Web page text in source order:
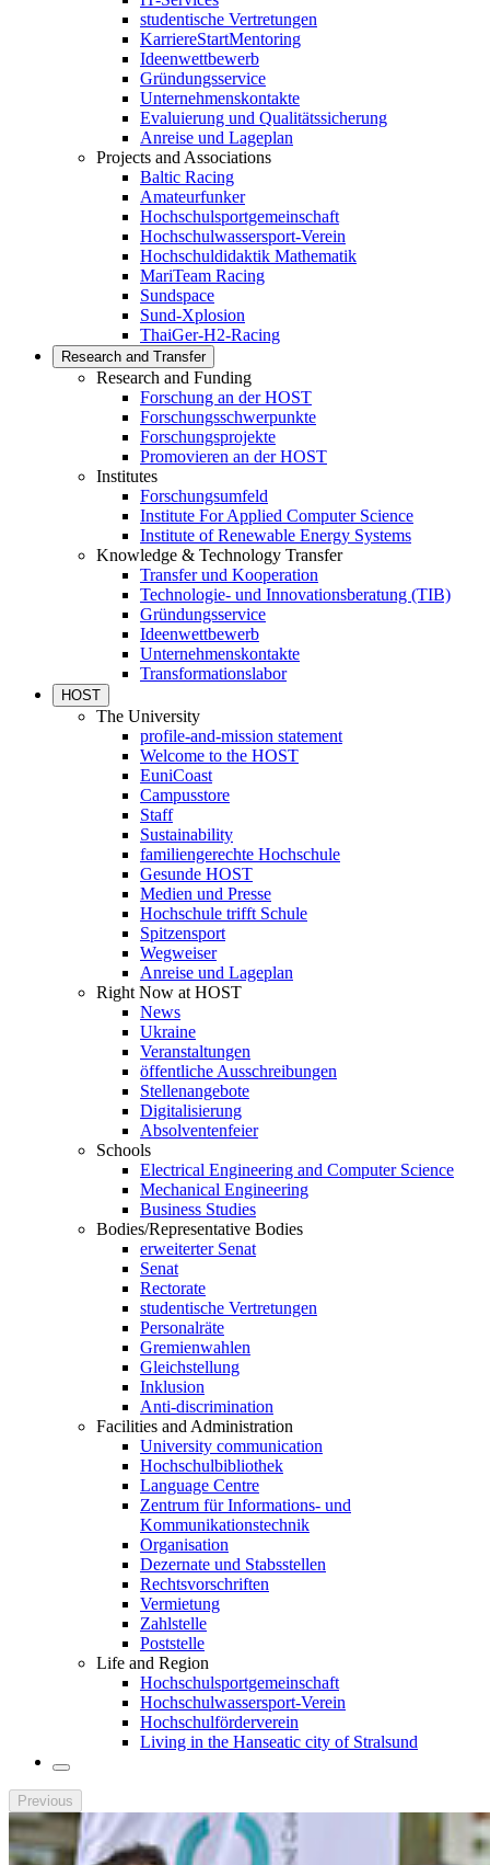
studentische Vertretungen
KarriereStartMentoring
Ideenwettbewerb
Gründungsservice
Unternehmenskontakte
Evaluierung und Qualitätssicherung
Anreise und Lageplan
Projects and Associations
Baltic Racing
Amateurfunker
Hochschulsportgemeinschaft
Hochschulwassersport-Verein
Hochschuldidaktik Mathematik
MariTeam Racing
Sundspace
Sund-Xplosion
ThaiGer-H2-Racing
Research and Transfer
Research and Funding
Forschung an der HOST
Forschungsschwerpunkte
Forschungsprojekte
Promovieren an der HOST
Institutes
Forschungsumfeld
Institute For Applied Computer Science
Institute of Renewable Energy Systems
Knowledge & Technology Transfer
Transfer und Kooperation
Technologie- und Innovationsberatung (TIB)
Gründungsservice
Ideenwettbewerb
Unternehmenskontakte
Transformationslabor
HOST
The University
profile-and-mission statement
Welcome to the HOST
EuniCoast
Campusstore
Staff
Sustainability
familiengerechte Hochschule
Gesunde HOST
Medien und Presse
Hochschule trifft Schule
Spitzensport
Wegweiser
Anreise und Lageplan
Right Now at HOST
News
Ukraine
Veranstaltungen
öffentliche Ausschreibungen
Stellenangebote
Digitalisierung
Absolventenfeier
Schools
Electrical Engineering and Computer Science
Mechanical Engineering
Business Studies
Bodies/Representative Bodies
erweiterter Senat
Senat
Rectorate
studentische Vertretungen
Personalräte
Gremienwahlen
Gleichstellung
Inklusion
Anti-discrimination
Facilities and Administration
University communication
Hochschulbibliothek
Language Centre
Zentrum für Informations- und
Kommunikationstechnik
Organisation
Dezernate und Stabsstellen
Rechtsvorschriften
Vermietung
Zahlstelle
Poststelle
Life and Region
Hochschulsportgemeinschaft
Hochschulwassersport-Verein
Hochschulförderverein
Living in the Hanseatic city of Stralsund
Previous